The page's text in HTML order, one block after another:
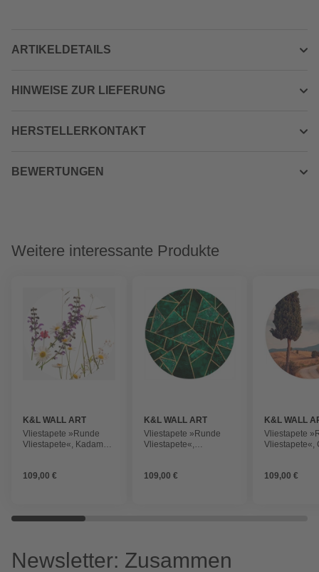
ARTIKELDETAILS
HINWEISE ZUR LIEFERUNG
HERSTELLERKONTAKT
BEWERTUNGEN
Weitere interessante Produkte
K&L WALL ART
Vliestapete »Runde
Vliestapete«, Kadam
109,00 €
K&L WALL ART
Vliestapete »Runde
Vliestapete«,
matt
109,00 €
K&L WALL
Vliestapete
Vliestapete«,
109,00 €
Newsletter: Zusammen